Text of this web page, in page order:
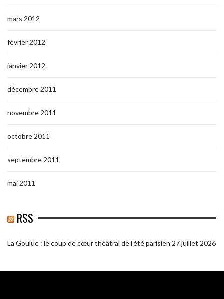
mars 2012
février 2012
janvier 2012
décembre 2011
novembre 2011
octobre 2011
septembre 2011
mai 2011
RSS
La Goulue : le coup de cœur théâtral de l’été parisien 27 juillet 2026